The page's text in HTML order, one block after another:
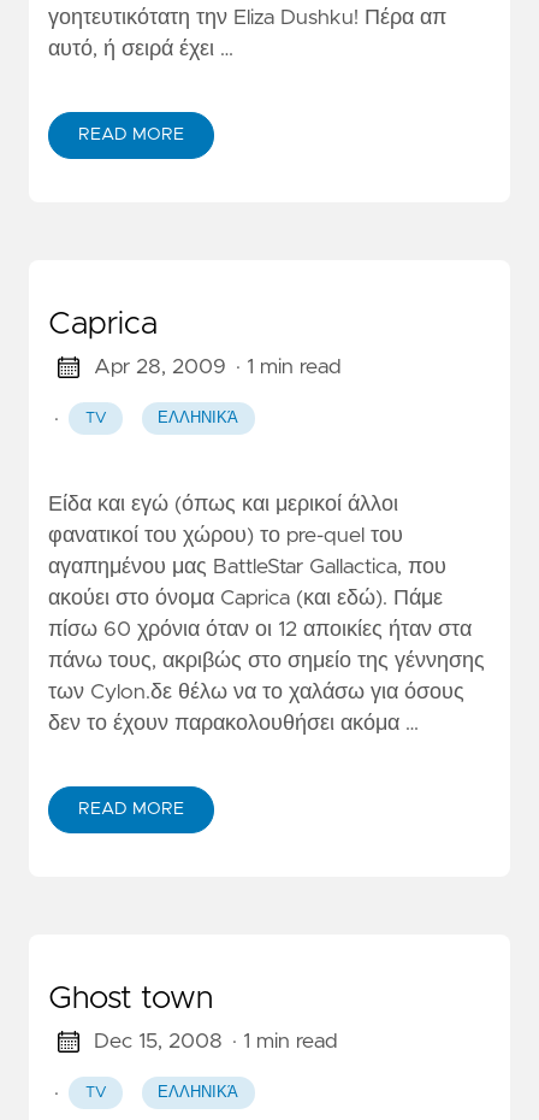
γοητευτικότατη την Eliza Dushku! Πέρα απ
αυτό, ή σειρά έχει …
READ MORE
Caprica
Apr 28, 2009 · 1 min read
· TV ΕΛΛΗΝΙΚΆ
Είδα και εγώ (όπως και μερικοί άλλοι
φανατικοί του χώρου) το pre-quel του
αγαπημένου μας BattleStar Gallactica, που
ακούει στο όνομα Caprica (και εδώ). Πάμε
πίσω 60 χρόνια όταν οι 12 αποικίες ήταν στα
πάνω τους, ακριβώς στο σημείο της γέννησης
των Cylon.δε θέλω να το χαλάσω για όσους
δεν το έχουν παρακολουθήσει ακόμα …
READ MORE
Ghost town
Dec 15, 2008 · 1 min read
· TV ΕΛΛΗΝΙΚΆ